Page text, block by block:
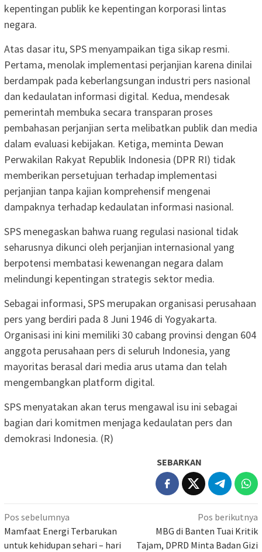
kepentingan publik ke kepentingan korporasi lintas
negara.
Atas dasar itu, SPS menyampaikan tiga sikap resmi.
Pertama, menolak implementasi perjanjian karena dinilai
berdampak pada keberlangsungan industri pers nasional
dan kedaulatan informasi digital. Kedua, mendesak
pemerintah membuka secara transparan proses
pembahasan perjanjian serta melibatkan publik dan media
dalam evaluasi kebijakan. Ketiga, meminta Dewan
Perwakilan Rakyat Republik Indonesia (DPR RI) tidak
memberikan persetujuan terhadap implementasi
perjanjian tanpa kajian komprehensif mengenai
dampaknya terhadap kedaulatan informasi nasional.
SPS menegaskan bahwa ruang regulasi nasional tidak
seharusnya dikunci oleh perjanjian internasional yang
berpotensi membatasi kewenangan negara dalam
melindungi kepentingan strategis sektor media.
Sebagai informasi, SPS merupakan organisasi perusahaan
pers yang berdiri pada 8 Juni 1946 di Yogyakarta.
Organisasi ini kini memiliki 30 cabang provinsi dengan 604
anggota perusahaan pers di seluruh Indonesia, yang
mayoritas berasal dari media arus utama dan telah
mengembangkan platform digital.
SPS menyatakan akan terus mengawal isu ini sebagai
bagian dari komitmen menjaga kedaulatan pers dan
demokrasi Indonesia. (R)
SEBARKAN
Navigasi
pos
Pos sebelumnya
Mamfaat Energi Terbarukan
untuk kehidupan sehari – hari
Pos berikutnya
MBG di Banten Tuai Kritik
Tajam, DPRD Minta Badan Gizi